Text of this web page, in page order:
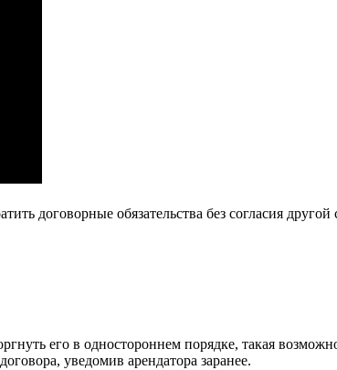
договорные обязательства без согласия
его в одностороннем порядке, такая
уведомив арендатора заранее.